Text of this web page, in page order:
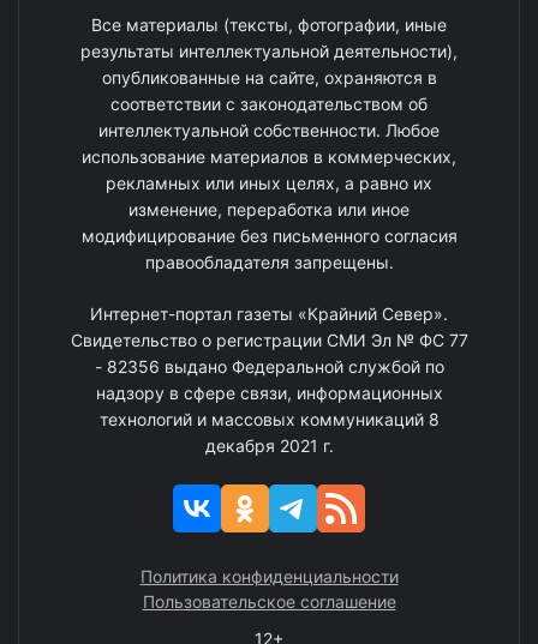
Все материалы (тексты, фотографии, иные
результаты интеллектуальной деятельности),
опубликованные на сайте, охраняются в
соответствии с законодательством об
интеллектуальной собственности. Любое
использование материалов в коммерческих,
рекламных или иных целях, а равно их
изменение, переработка или иное
модифицирование без письменного согласия
правообладателя запрещены.
Интернет-портал газеты «Крайний Север».
Свидетельство о регистрации СМИ Эл № ФС 77
- 82356 выдано Федеральной службой по
надзору в сфере связи, информационных
технологий и массовых коммуникаций 8
декабря 2021 г.
Политика конфиденциальности
Пользовательское соглашение
12+